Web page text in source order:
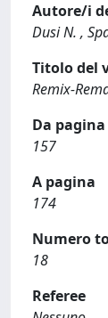
Autore/i
Dusi N. ,
Titolo del
Remix-
Da pagina
157
A pagina
174
Numero
18
Referee